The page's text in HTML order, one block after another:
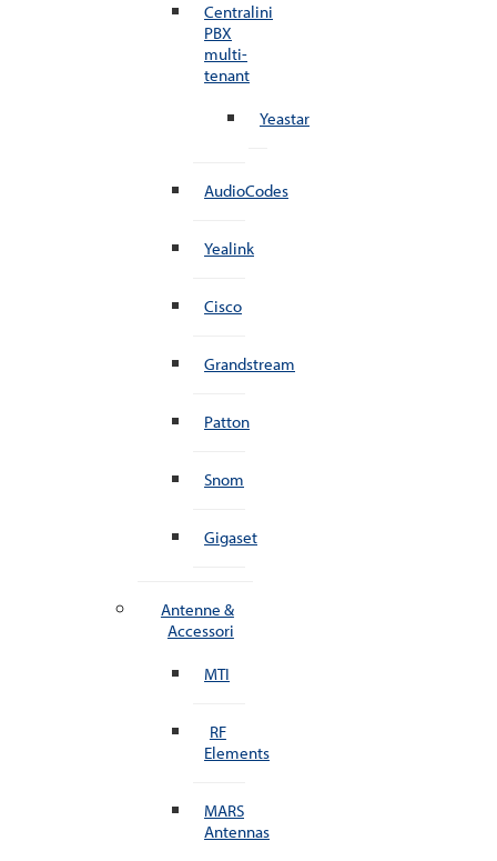
Centralini
PBX
multi-
tenant
Yeastar
AudioCodes
Yealink
Cisco
Grandstream
Patton
Snom
Gigaset
Antenne &
Accessori
MTI
RF
Elements
MARS
Antennas